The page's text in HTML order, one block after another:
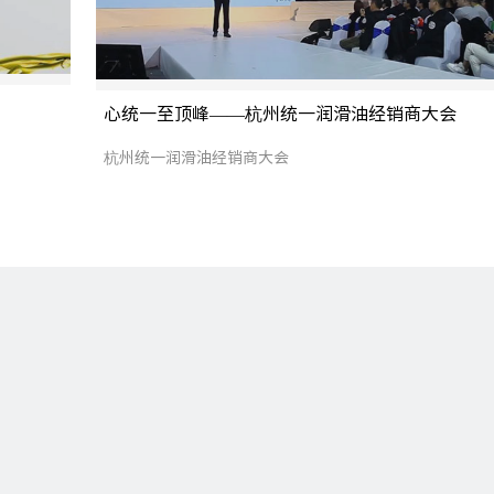
心统一至顶峰――杭州统一润滑油经销商大会
杭州统一润滑油经销商大会